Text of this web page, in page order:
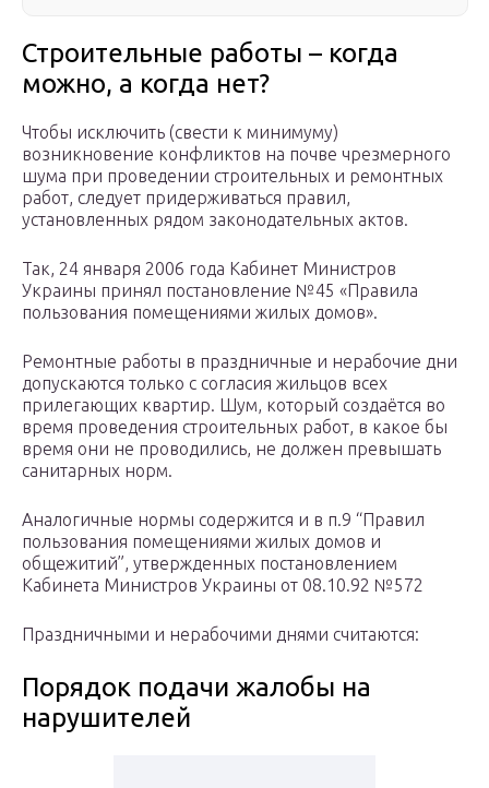
Строительные работы – когда
можно, а когда нет?
Чтобы исключить (свести к минимуму)
возникновение конфликтов на почве чрезмерного
шума при проведении строительных и ремонтных
работ, следует придерживаться правил,
установленных рядом законодательных актов.
Так, 24 января 2006 года Кабинет Министров
Украины принял постановление №45 «Правила
пользования помещениями жилых домов».
Ремонтные работы в праздничные и нерабочие дни
допускаются только с согласия жильцов всех
прилегающих квартир. Шум, который создаётся во
время проведения строительных работ, в какое бы
время они не проводились, не должен превышать
санитарных норм.
Аналогичные нормы содержится и в п.9 “Правил
пользования помещениями жилых домов и
общежитий”, утвержденных постановлением
Кабинета Министров Украины от 08.10.92 №572
Праздничными и нерабочими днями считаются:
Порядок подачи жалобы на
нарушителей